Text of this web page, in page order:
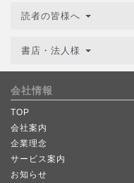
読者の皆様へ
書店・法人様
会社情報
TOP
会社案内
企業理念
サービス案内
お知らせ